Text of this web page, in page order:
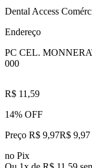
Dental Access
Endereço
PC CEL.
000
R$ 11,59
14% OFF
Preço R$ 9,97R$ 9,97
no Pix